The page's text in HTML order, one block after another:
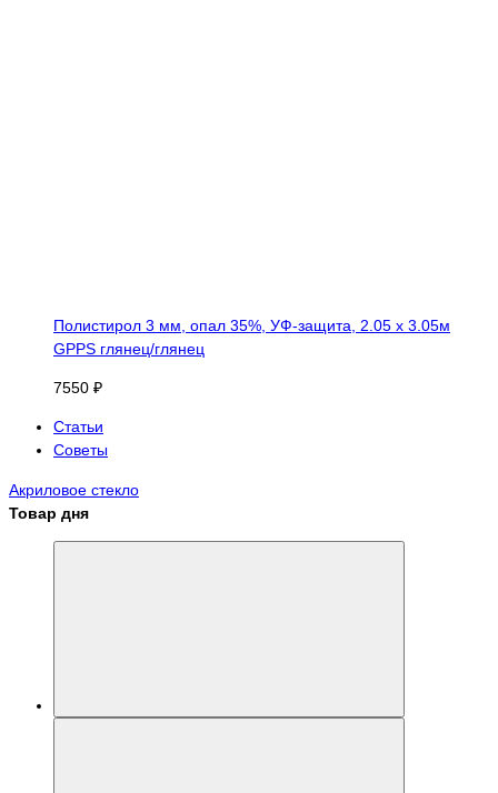
Полистирол 3 мм, опал 35%, УФ-защита, 2.05 х 3.05м
GPPS глянец/глянец
7550 ₽
Статьи
Советы
Акриловое стекло
Товар дня